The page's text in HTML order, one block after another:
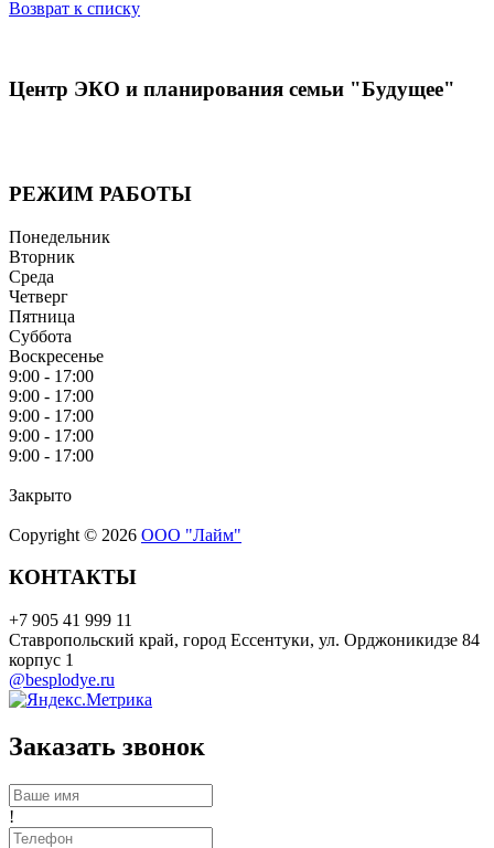
Возврат к списку
Центр ЭКО и планирования семьи "Будущее"
РЕЖИМ РАБОТЫ
Понедельник
Вторник
Среда
Четверг
Пятница
Суббота
Воскресенье
9:00 - 17:00
9:00 - 17:00
9:00 - 17:00
9:00 - 17:00
9:00 - 17:00
Закрыто
Copyright © 2026 ООО "Лайм"
КОНТАКТЫ
+7 905 41 999 11
Ставропольский край, город Ессентуки, ул. Орджоникидзе 84
корпус 1
@besplodye.ru
Заказать звонок
!